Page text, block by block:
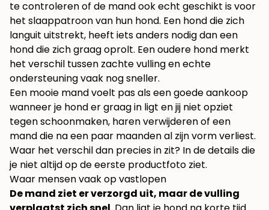
te controleren of de mand ook echt geschikt is voor
het slaappatroon van hun hond. Een hond die zich
languit uitstrekt, heeft iets anders nodig dan een
hond die zich graag oprolt. Een oudere hond merkt
het verschil tussen zachte vulling en echte
ondersteuning vaak nog sneller.
Een mooie mand voelt pas als een goede aankoop
wanneer je hond er graag in ligt en jij niet opziet
tegen schoonmaken, haren verwijderen of een
mand die na een paar maanden al zijn vorm verliest.
Waar het verschil dan precies in zit? In de details die
je niet altijd op de eerste productfoto ziet.
Waar mensen vaak op vastlopen
De mand ziet er verzorgd uit, maar de vulling